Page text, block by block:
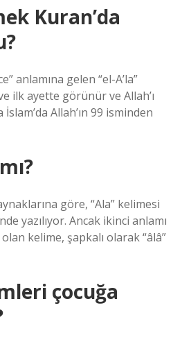
Kuran’da
anlamına gelen “el-A’la”
ilk ayette görünür ve Allah’ı
İslam’da Allah’ın 99 isminden
göre, “Ala” kelimesi
yazılıyor. Ancak ikinci anlamı
olan kelime, şapkalı olarak “âlâ”
çocuğa